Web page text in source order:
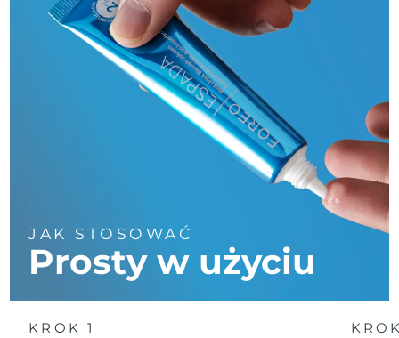
JAK STOSOWAĆ
Prosty w użyciu
KROK 1